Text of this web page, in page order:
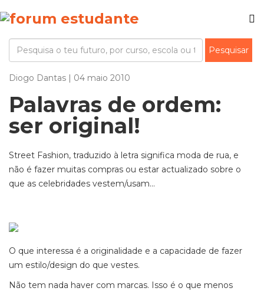
Diogo Dantas | 04 maio 2010
Palavras de ordem:
ser original!
Street Fashion, traduzido à letra significa moda de rua, e
não é fazer muitas compras ou estar actualizado sobre o
que as celebridades vestem/usam...
O que interessa é a originalidade e a capacidade de fazer
um estilo/design do que vestes.
Não tem nada haver com marcas. Isso é o que menos